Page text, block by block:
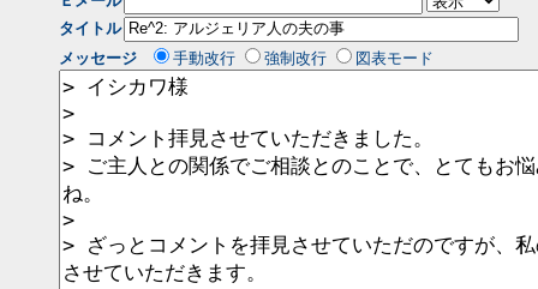
タイトル
メッセージ
手動改行 強制改行 図表モード